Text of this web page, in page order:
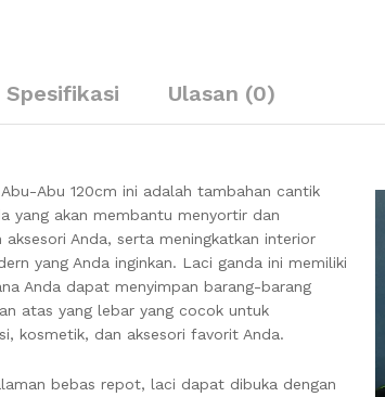
Spesifikasi Ulasan (0)
Abu 120cm ini adalah tambahan cantik
yang akan membantu menyortir dan
Anda, serta meningkatkan interior
yang Anda inginkan. Laci ganda ini memiliki
Anda dapat menyimpan barang-barang
atas yang lebar yang cocok untuk
kosmetik, dan aksesori favorit Anda.
bebas repot, laci dapat dibuka dengan